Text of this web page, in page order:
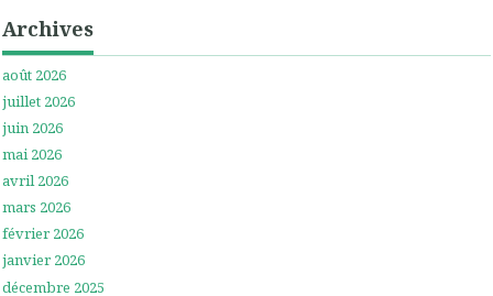
Archives
août 2026
juillet 2026
juin 2026
mai 2026
avril 2026
mars 2026
février 2026
janvier 2026
décembre 2025